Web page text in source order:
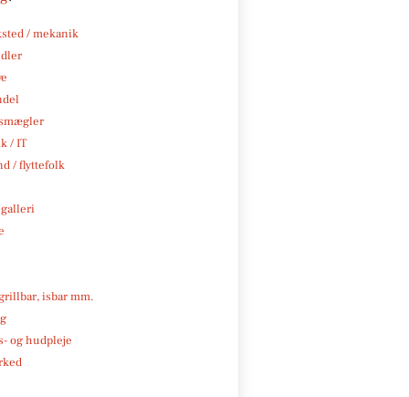
/ mekanik
/ IT
/ flyttefolk
isbar mm.
og hudpleje